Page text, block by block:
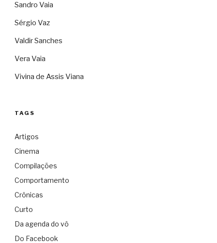
Sandro Vaia
Sérgio Vaz
Valdir Sanches
Vera Vaia
Vivina de Assis Viana
TAGS
Artigos
Cinema
Compilações
Comportamento
Crônicas
Curto
Da agenda do vô
Do Facebook